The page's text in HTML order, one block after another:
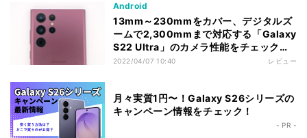
Android
13mm～230mmをカバー、デジタルズ
ームで2,300mmまで対応する「Galaxy
S22 Ultra」のカメラ性能をチェックす
る
2022/04/07 10:40 レビュー
月々実質1円〜！Galaxy S26シリーズの
キャンペーン情報をチェック！
- PR -